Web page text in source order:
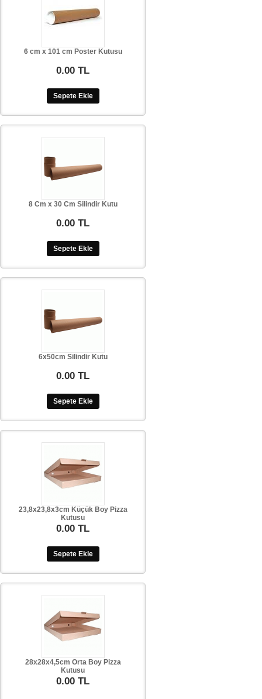
6 cm x 101 cm Poster Kutusu
0.00 TL
Sepete Ekle
8 Cm x 30 Cm Silindir Kutu
0.00 TL
Sepete Ekle
6x50cm Silindir Kutu
0.00 TL
Sepete Ekle
23,8x23,8x3cm Küçük Boy Pizza
Kutusu
0.00 TL
Sepete Ekle
28x28x4,5cm Orta Boy Pizza
Kutusu
0.00 TL